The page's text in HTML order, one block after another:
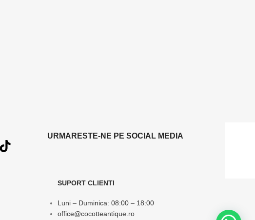
URMARESTE-NE PE SOCIAL MEDIA
SUPORT CLIENTI
Luni – Duminica: 08:00 – 18:00
office@cocotteantique.ro